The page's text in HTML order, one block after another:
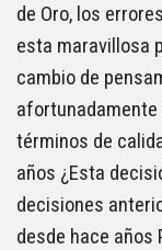
de Oro, los
esta maravillosa
cambio de
términos de
años ¿Esta
decisiones
desde hace años